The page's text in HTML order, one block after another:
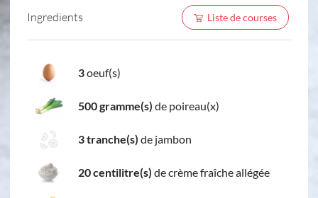
Ingredients Liste de courses
3oeuf(s)
500 gramme(s) de poireau(x)
3 tranche(s) de jambon
20 centilitre(s) de crème fraîche allégée